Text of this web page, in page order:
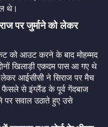
थे।
पर जुर्माने को लेकर
को आउट करने के बाद मोहम्मद
खिलाड़ी एकदम पास आ गए थे
आईसीसी ने सिराज पर मैच
फैसले से इंग्लैंड के पूर्व गेंदबाज
सवाल उठाते हुए उसे